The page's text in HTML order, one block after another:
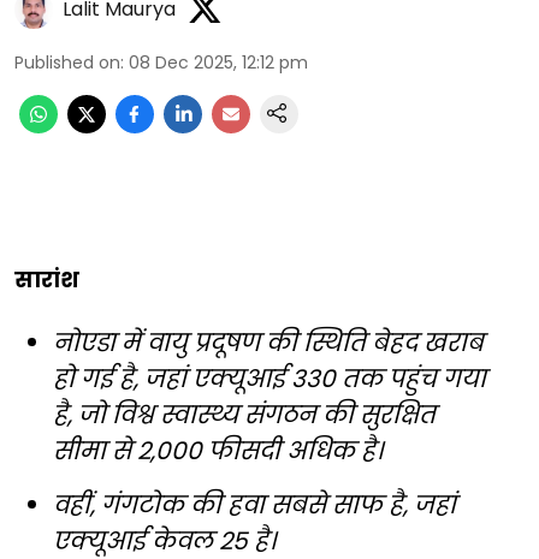
Lalit Maurya
Published on: 08 Dec 2025, 12:12 pm
सारांश
नोएडा में वायु प्रदूषण की स्थिति बेहद खराब
हो गई है, जहां एक्यूआई 330 तक पहुंच गया
है, जो विश्व स्वास्थ्य संगठन की सुरक्षित
सीमा से 2,000 फीसदी अधिक है।
वहीं, गंगटोक की हवा सबसे साफ है, जहां
एक्यूआई केवल 25 है।